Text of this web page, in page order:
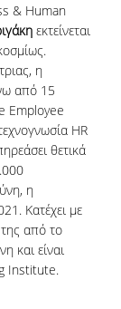
& Human
εκτείνεται
η
από 15
Employee
HR
θετικά
η
Κατέχει με
της από το
και είναι
Institute.